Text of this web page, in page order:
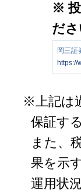
※ 投
だ
岡三証
https://
※上記は
保証す
また、
果を示
運用状